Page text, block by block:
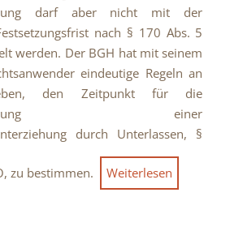
darf aber nicht mit der
nach § 170 Abs. 5
werden. Der BGH hat mit seinem
eindeutige Regeln an
den Zeitpunkt für die
einer
durch Unterlassen, §
zu bestimmen. Weiterlesen